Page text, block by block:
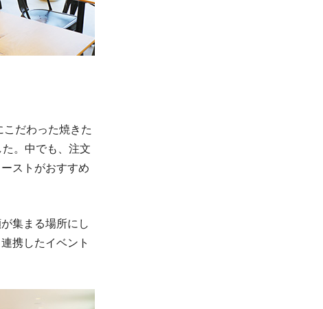
だわった焼きた
。中でも、注文
ストがおすすめ
集まる場所にし
携したイベント